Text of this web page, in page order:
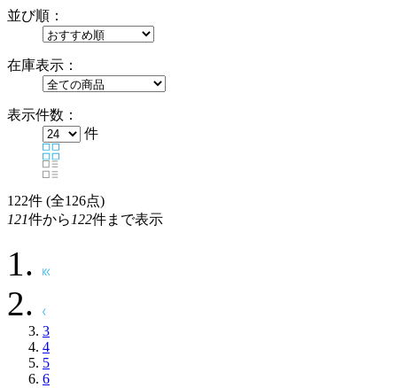
並び順：
在庫表示：
表示件数：
件
122件 (全126点)
121件から 122件まで表示
3
4
5
6